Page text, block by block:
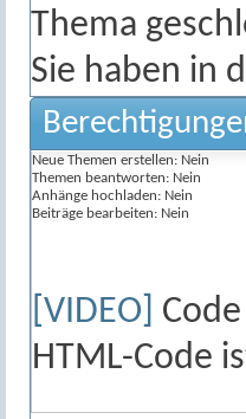
Thema
Sie haben in
Neue Themen erstellen: Nein
Themen beantworten: Nein
Anhänge hochladen: Nein
Beiträge bearbeiten: Nein
[VIDEO]
HTML-Code